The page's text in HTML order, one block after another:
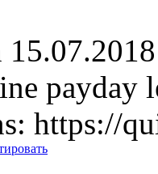
15.07.2018
payday
https://